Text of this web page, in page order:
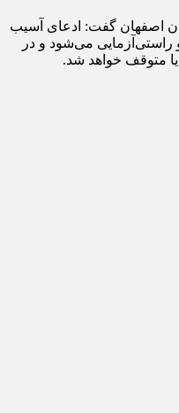
اصفهان گفت: ادعای آسیب
راستی‌آزمایی می‌شود و در
متوقف خواهد شد.